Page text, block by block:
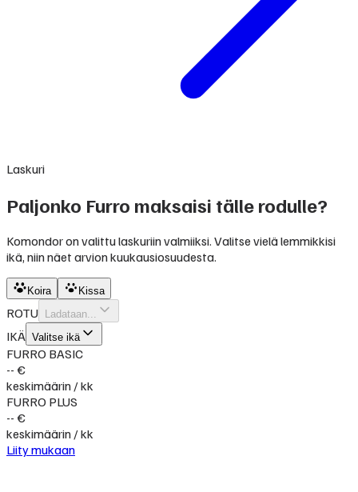
Laskuri
Paljonko Furro maksaisi tälle rodulle?
Komondor on valittu laskuriin valmiiksi. Valitse vielä lemmikkisi
ikä, niin näet arvion kuukausiosuudesta.
Koira Kissa
ROTU Ladataan...
IKÄ Valitse ikä
FURRO BASIC
-- €
keskimäärin / kk
FURRO PLUS
-- €
keskimäärin / kk
Liity mukaan